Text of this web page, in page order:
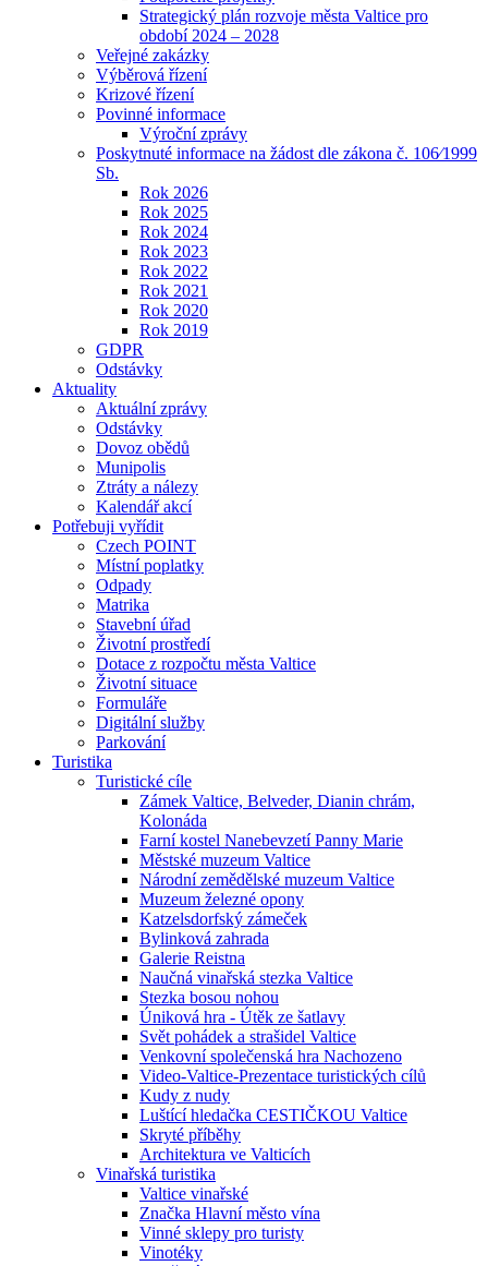
Strategický plán rozvoje města Valtice pro
období 2024 – 2028
Veřejné zakázky
Výběrová řízení
Krizové řízení
Povinné informace
Výroční zprávy
Poskytnuté informace na žádost dle zákona č. 106⁄1999
Sb.
Rok 2026
Rok 2025
Rok 2024
Rok 2023
Rok 2022
Rok 2021
Rok 2020
Rok 2019
GDPR
Odstávky
Aktuality
Aktuální zprávy
Odstávky
Dovoz obědů
Munipolis
Ztráty a nálezy
Kalendář akcí
Potřebuji vyřídit
Czech POINT
Místní poplatky
Odpady
Matrika
Stavební úřad
Životní prostředí
Dotace z rozpočtu města Valtice
Životní situace
Formuláře
Digitální služby
Parkování
Turistika
Turistické cíle
Zámek Valtice, Belveder, Dianin chrám,
Kolonáda
Farní kostel Nanebevzetí Panny Marie
Městské muzeum Valtice
Národní zemědělské muzeum Valtice
Muzeum železné opony
Katzelsdorfský zámeček
Bylinková zahrada
Galerie Reistna
Naučná vinařská stezka Valtice
Stezka bosou nohou
Úniková hra - Útěk ze šatlavy
Svět pohádek a strašidel Valtice
Venkovní společenská hra Nachozeno
Video-Valtice-Prezentace turistických cílů
Kudy z nudy
Luštící hledačka CESTIČKOU Valtice
Skryté příběhy
Architektura ve Valticích
Vinařská turistika
Valtice vinařské
Značka Hlavní město vína
Vinné sklepy pro turisty
Vinotéky